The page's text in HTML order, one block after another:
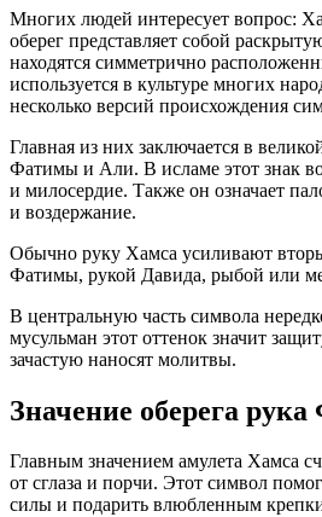
Многих людей интересует вопрос:
оберег представляет собой
находятся симметрично
используется в культуре многих
несколько версий происхождения
Главная из них заключается в
Фатимы и Али. В исламе этот знак
и милосердие. Также он означает
и воздержание.
Обычно руку Хамса усиливают
Фатимы, рукой Давида, рыбой или
В центральную часть символа
мусульман этот оттенок значит
зачастую наносят молитвы.
Значение оберега
Главным значением амулета Хамса
от сглаза и порчи. Этот символ
силы и подарить влюбленным